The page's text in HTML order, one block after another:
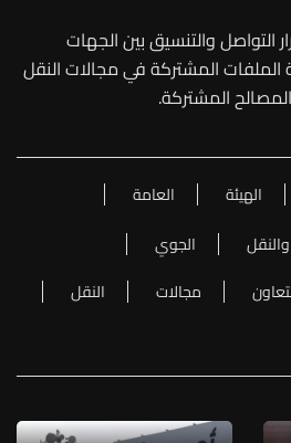
التواصل والتنسيق بين الجهات
الملفات المشتركة في مجالات النقل
المشتركة.
الهيئة
العامة
والنقل
الجوي
مجالات
النقل